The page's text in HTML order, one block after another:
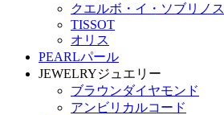
クエルボ・イ・ソブリノス
TISSOT
オリス
PEARLパール
JEWELRYジュエリー
ブラウンダイヤモンド
アンビリカルコード